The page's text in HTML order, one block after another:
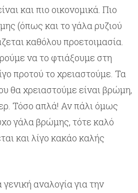
και πιο οικονομικά. Πιο
(όπως και το γάλα ρυζιού
καθόλου προετοιμασία.
να το φτιάξουμε στη
προτού το χρειαστούμε. Τα
θα χρειαστούμε είναι βρώμη,
Τόσο απλά! Αν πάλι όμως
γάλα βρώμης, τότε καλό
και λίγο κακάο καλής
αναλογία για την